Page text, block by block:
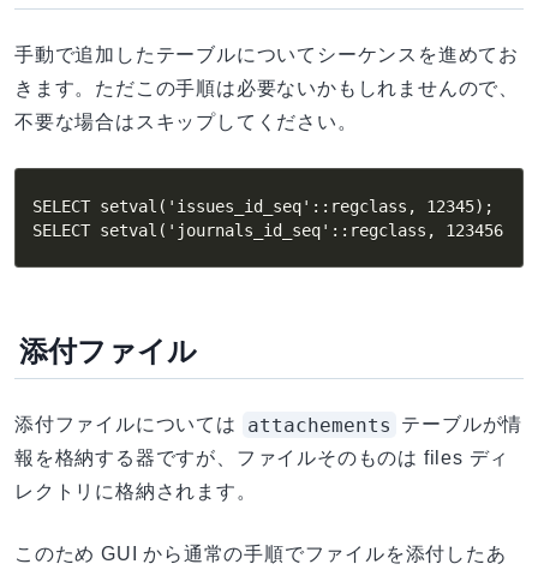
手動で追加したテーブルについてシーケンスを進めてお
きます。ただこの手順は必要ないかもしれませんので、
不要な場合はスキップしてください。
SELECT setval('issues_id_seq'::regclass, 12345);
SELECT setval('journals_id_seq'::regclass, 123456);
添付ファイル
添付ファイルについては attachements
テーブルが情
報を格納する器ですが、ファイルそのものは files ディ
レクトリに格納されます。
このため GUI から通常の手順でファイルを添付したあ